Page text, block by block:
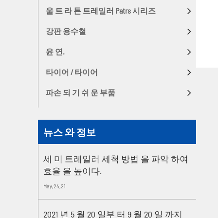
울 트 라 톤 트레일러 Patrs 시리즈
강판 용수철
윤 연.
타이어 / 타이어
파손 되 기 쉬 운 부품
뉴스 와 정보
세 미 트레일러 세척 방법 을 파악 하여
효율 을 높이다.
May,24,21
2021 년 5 월 20 일부 터 9 월 20 일 까지